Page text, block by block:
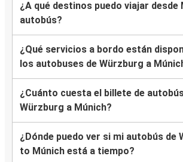
¿A qué destinos puedo viajar desde
autobús?
¿Qué servicios a bordo están
los autobuses de Würzburg a
¿Cuánto cuesta el billete de
Würzburg a Múnich?
¿Dónde puedo ver si mi autobús de
to Múnich está a tiempo?